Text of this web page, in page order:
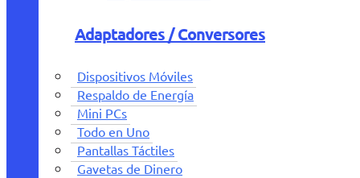
Adaptadores / Conversores
Dispositivos Móviles
Respaldo de Energía
Mini PCs
Todo en Uno
Pantallas Táctiles
Gavetas de Dinero